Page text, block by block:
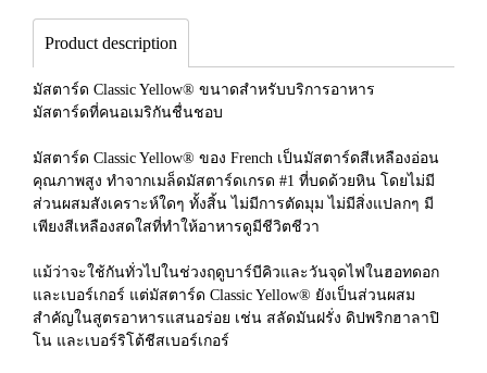
Product description
มัสตาร์ด Classic Yellow® ขนาดสำหรับบริการอาหาร
มัสตาร์ดที่คนอเมริกันชื่นชอบ
มัสตาร์ด Classic Yellow® ของ French เป็นมัสตาร์ดสีเหลืองอ่อน
คุณภาพสูง ทำจากเมล็ดมัสตาร์ดเกรด #1 ที่บดด้วยหิน โดยไม่มี
ส่วนผสมสังเคราะห์ใดๆ ทั้งสิ้น ไม่มีการตัดมุม ไม่มีสิ่งแปลกๆ มี
เพียงสีเหลืองสดใสที่ทำให้อาหารดูมีชีวิตชีวา
แม้ว่าจะใช้กันทั่วไปในช่วงฤดูบาร์บีคิวและวันจุดไฟในฮอทดอก
และเบอร์เกอร์ แต่มัสตาร์ด Classic Yellow® ยังเป็นส่วนผสม
สำคัญในสูตรอาหารแสนอร่อย เช่น สลัดมันฝรั่ง ดิปพริกฮาลาปิ
โน และเบอร์ริโต้ชีสเบอร์เกอร์